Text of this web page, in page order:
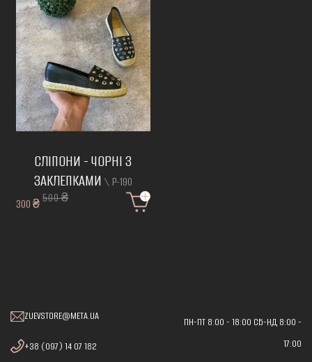
СЛІПОНИ - ЧОРНІ З
ЗАКЛЕПКАМИ \ Р-190
300 ₴ 500 ₴
ZUEVSTORE@META.UA
+38 (097) 14 07 182
ПН-ПТ 8:00 - 18:00 СБ-НД 8:00 -
17:00